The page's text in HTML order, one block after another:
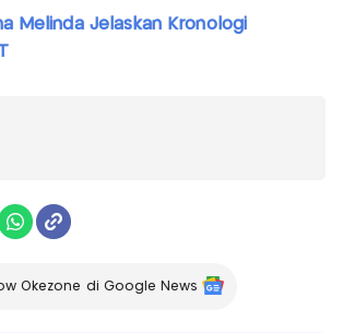
Melinda Jelaskan Kronologi
Okezone di Google News